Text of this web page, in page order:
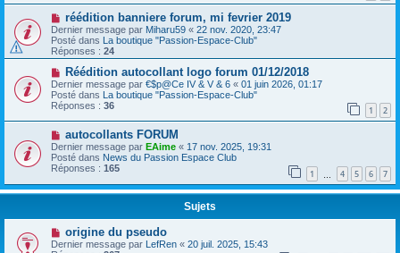
réédition banniere forum, mi fevrier 2019
Dernier message par Miharu59 « 22 nov. 2020, 23:47
Posté dans La boutique "Passion-Espace-Club"
Réponses : 24
Réédition autocollant logo forum 01/12/2018
Dernier message par €$p@Ce IV & V & 6 « 01 juin 2026, 01:17
Posté dans La boutique "Passion-Espace-Club"
Réponses : 36 1 2
autocollants FORUM
Dernier message par EAime « 17 nov. 2025, 19:31
Posté dans News du Passion Espace Club
Réponses : 165 1 4 5 6 7
Sujets
origine du pseudo
Dernier message par LefRen « 20 juil. 2025, 15:43